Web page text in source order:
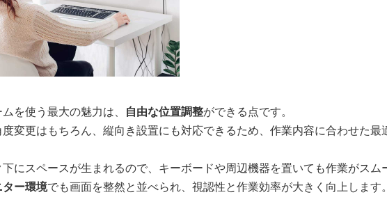
を使う最大の魅力は、 自由な位置調整ができる点です。
変更はもちろん、縦向き設置にも対応できるため、作業内容に合わせた
にスペースが生まれるので、キーボードや周辺機器を置いても作業がスム
ー環境でも画面を整然と並べられ、視認性と作業効率が大きく向上します